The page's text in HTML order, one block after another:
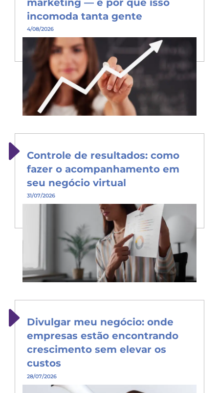
marketing — e por que isso
incomoda tanta gente
4/08/2026
Controle de resultados: como
fazer o acompanhamento em
seu negócio virtual
31/07/2026
Divulgar meu negócio: onde
empresas estão encontrando
crescimento sem elevar os
custos
28/07/2026